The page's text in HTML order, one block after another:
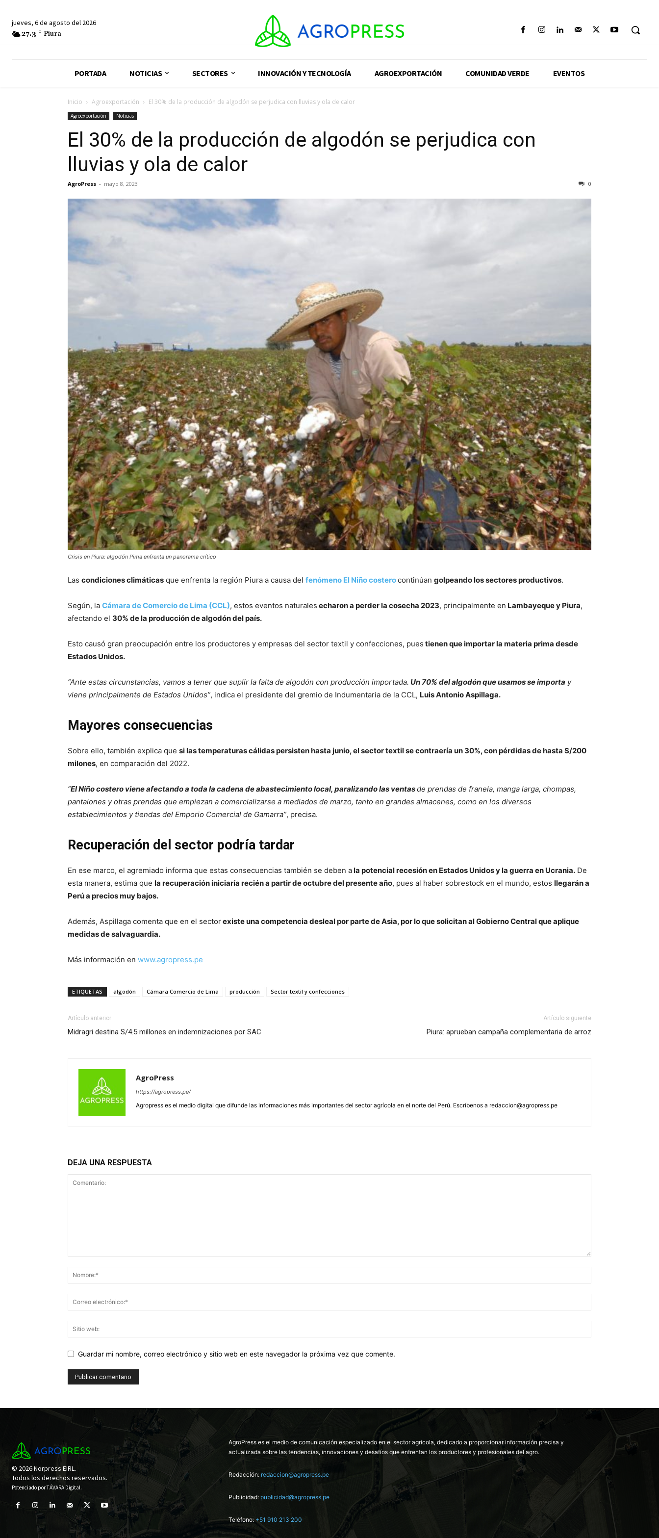
jueves, 6 de agosto del 2026
27.3 C Piura
PORTADA NOTICIAS SECTORES INNOVACIÓN Y TECNOLOGÍA AGROEXPORTACIÓN COMUNIDAD VERDE EVENTOS
Inicio Agroexportación El 30% de la producción de algodón se perjudica con lluvias y ola de calor
Agroexportación Noticias
El 30% de la producción de algodón se perjudica con
lluvias y ola de calor
AgroPress - mayo 8, 2023 0
Crisis en Piura: algodón Pima enfrenta un panorama crítico
Las condiciones climáticas que enfrenta la región Piura a causa del fenómeno El Niño costerocontinúan golpeando los sectores productivos.
Según, la Cámara de Comercio de Lima (CCL), estos eventos naturales echaron a perder la cosecha 2023, principalmente en Lambayeque y Piura,
afectando el 30% de la producción de algodón del país.
Esto causó gran preocupación entre los productores y empresas del sector textil y confecciones, pues tienen que importar la materia prima desde
Estados Unidos.
“Ante estas circunstancias, vamos a tener que suplir la falta de algodón con producción importada. Un 70% del algodón que usamosse importa y
viene principalmente de Estados Unidos”, indica el presidente del gremio de Indumentaria de la CCL, Luis Antonio Aspillaga.
Mayores consecuencias
Sobre ello, también explica que si las temperaturas cálidas persisten hasta junio, el sector textil se contraería un 30%, con pérdidas de hasta S/200
milones, en comparación del 2022.
“El Niño costero viene afectando a toda la cadena de abastecimiento local, paralizando las ventasde prendas de franela, manga larga, chompas,
pantalones y otras prendas que empiezan a comercializarse a mediados de marzo, tanto en grandes almacenes, como en los diversos
establecimientos y tiendas del Emporio Comercial de Gamarra”, precisa.
Recuperación del sector podría tardar
En ese marco, el agremiado informa que estas consecuencias también se deben ala potencial recesión en Estados Unidos y la guerra en Ucrania. De
esta manera, estima que la recuperación iniciaría recién a partir de octubre del presente año, pues al haber sobrestock en el mundo, estos llegarán a
Perú a precios muy bajos.
Además, Aspillaga comenta que en el sectorexiste una competencia desleal por parte de Asia, por lo que solicitan al Gobierno Central que aplique
medidas de salvaguardia.
Más información en www.agropress.pe
ETIQUETAS algodón Cámara Comercio de Lima producción Sector textil y confecciones
Artículo anterior
Midragri destina S/4.5 millones en indemnizaciones por SAC
Artículo siguiente
Piura: aprueban campaña complementaria de arroz
AgroPress
https://agropress.pe/
Agropress es el medio digital que difunde las informaciones más importantes del sector agrícola en el norte del Perú. Escríbenos a redaccion@agropress.pe
DEJA UNA RESPUESTA
Guardar mi nombre, correo electrónico y sitio web en este navegador la próxima vez que comente.
© 2026 Norpress EIRL.
Todos los derechos reservados.
Potenciado porTÁVARA Digital.
AgroPress es el medio de comunicación especializado en el sector agrícola, dedicado a proporcionar información precisa y
actualizada sobre las tendencias, innovaciones y desafíos que enfrentan los productores y profesionales del agro.
Redacción: redaccion@agropress.pe
Publicidad: publicidad@agropress.pe
Teléfono: +51 910 213 200